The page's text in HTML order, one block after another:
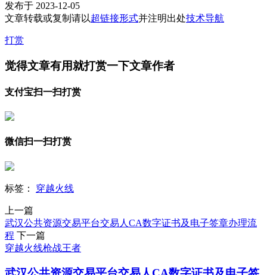
发布于 2023-12-05
文章转载或复制请以超链接形式并注明出处技术导航
打赏
觉得文章有用就打赏一下文章作者
支付宝扫一扫打赏
微信扫一扫打赏
标签： 穿越火线
上一篇
武汉公共资源交易平台交易人CA数字证书及电子签章办理流
程 下一篇
穿越火线枪战王者